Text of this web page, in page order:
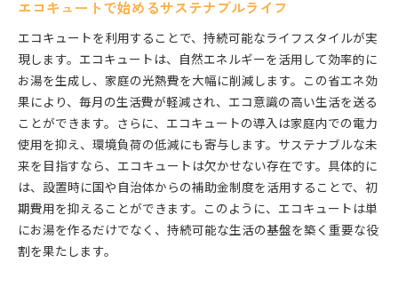
エコキュートで始めるサステナブルライフ
エコキュートを利用することで、持続可能なライフスタイルが実
現します。エコキュートは、自然エネルギーを活用して効率的に
お湯を生成し、家庭の光熱費を大幅に削減します。この省エネ効
果により、毎月の生活費が軽減され、エコ意識の高い生活を送る
ことができます。さらに、エコキュートの導入は家庭内での電力
使用を抑え、環境負荷の低減にも寄与します。サステナブルな未
来を目指すなら、エコキュートは欠かせない存在です。具体的に
は、設置時に国や自治体からの補助金制度を活用することで、初
期費用を抑えることができます。このように、エコキュートは単
にお湯を作るだけでなく、持続可能な生活の基盤を築く重要な役
割を果たします。